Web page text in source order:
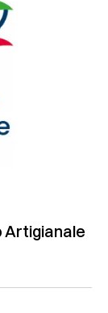
Artigianale